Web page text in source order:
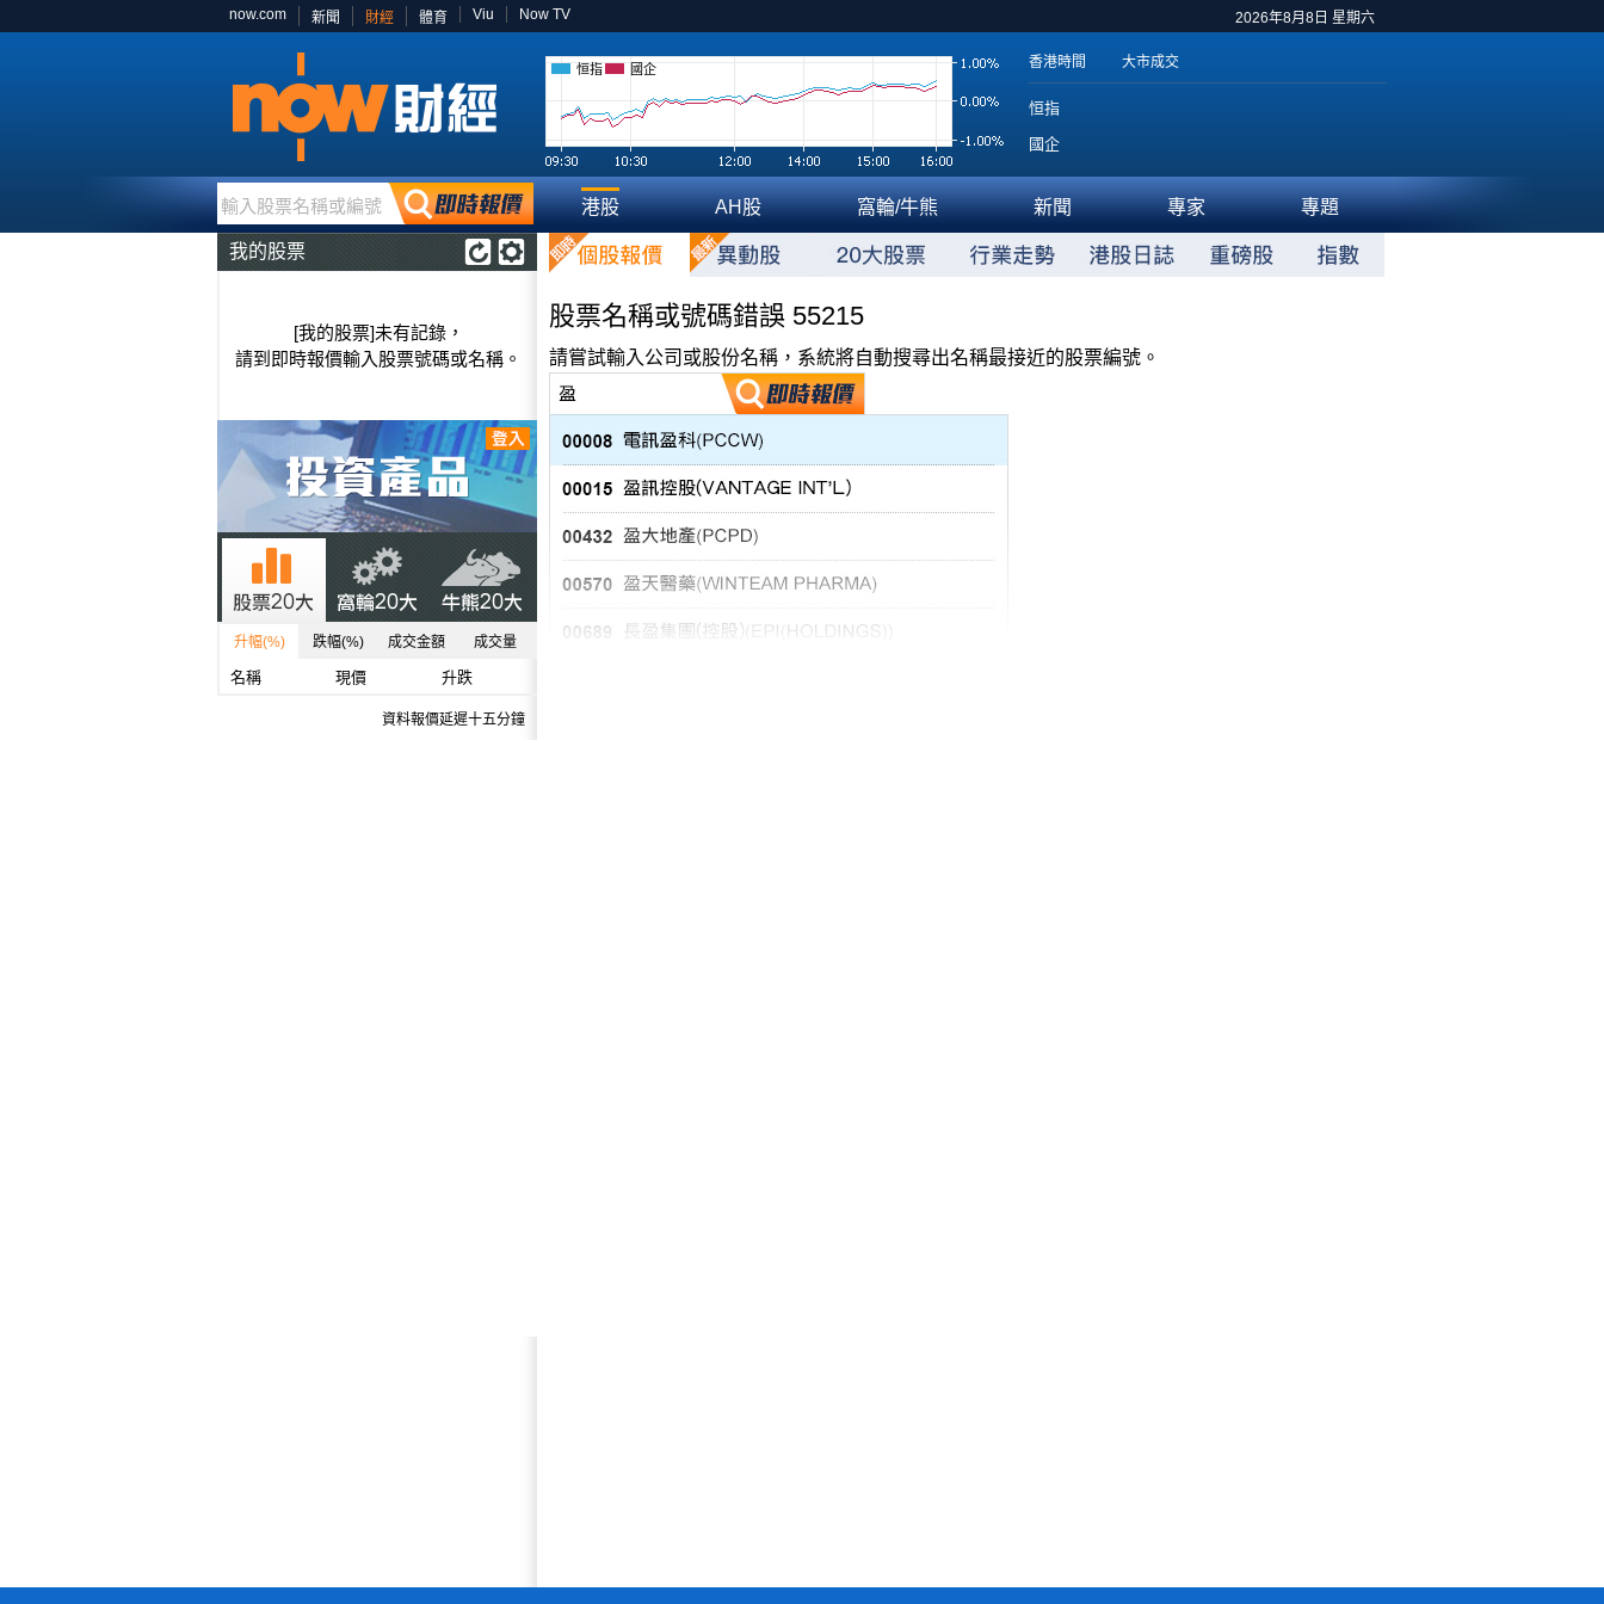
2026年8月8日 星期六
now.com 新聞 財經 體育 Viu Now TV
恒指 國企 香港時間 大市成交
恒指
國企
輸入股票名稱或編號 港股 AH股 窩輪/牛熊 新聞 專家 專題
我的股票
[我的股票]未有記錄，
請到即時報價輸入股票號碼或名稱。
升幅(%) 跌幅(%) 成交金額 成交量
名稱 現價 升跌
資料報價延遲十五分鐘
股票名稱或號碼錯誤 55215
請嘗試輸入公司或股份名稱，系統將自動搜尋出名稱最接近的股票編號。